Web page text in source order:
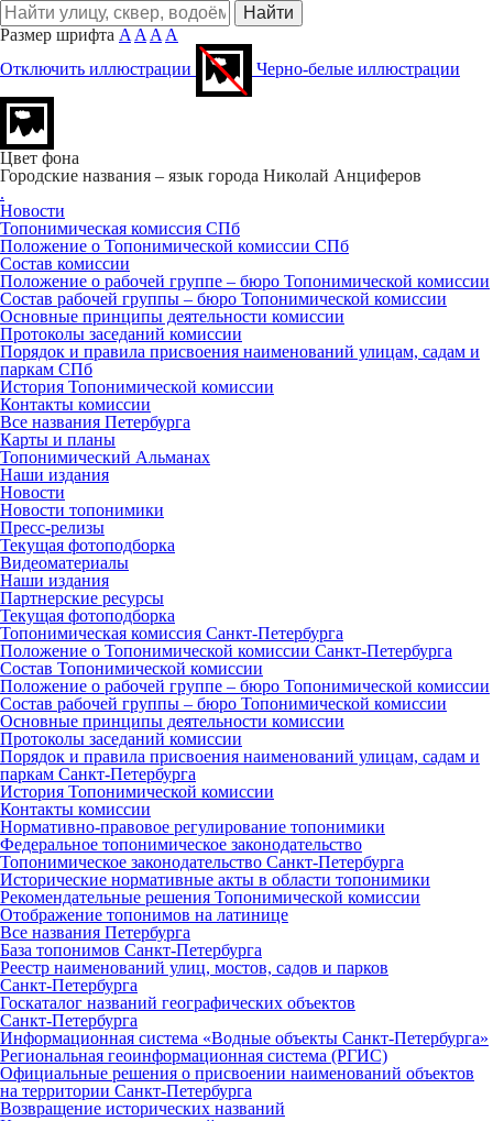
Размер шрифта A A A A
Отключить иллюстрации
Черно-белые иллюстрации
Цвет фона
Городские названия – язык города Николай Анциферов
.
Новости
Топонимическая комиссия СПб
Положение о Топонимической комиссии СПб
Состав комиссии
Положение о рабочей группе – бюро Топонимической комиссии
Состав рабочей группы – бюро Топонимической комиссии
Основные принципы деятельности комиссии
Протоколы заседаний комиссии
Порядок и правила присвоения наименований улицам, садам и
паркам СПб
История Топонимической комиссии
Контакты комиссии
Все названия Петербурга
Карты и планы
Топонимический Альманах
Наши издания
Новости
Новости топонимики
Пресс‑релизы
Текущая фотоподборка
Видеоматериалы
Наши издания
Партнерские ресурсы
Текущая фотоподборка
Топонимическая комиссия Санкт‑Петербурга
Положение о Топонимической комиссии Санкт‑Петербурга
Состав Топонимической комиссии
Положение о рабочей группе – бюро Топонимической комиссии
Состав рабочей группы – бюро Топонимической комиссии
Основные принципы деятельности комиссии
Протоколы заседаний комиссии
Порядок и правила присвоения наименований улицам, садам и
паркам Санкт‑Петербурга
История Топонимической комиссии
Контакты комиссии
Нормативно‑правовое регулирование топонимики
Федеральное топонимическое законодательство
Топонимическое законодательство Санкт‑Петербурга
Исторические нормативные акты в области топонимики
Рекомендательные решения Топонимической комиссии
Отображение топонимов на латинице
Все названия Петербурга
База топонимов Санкт‑Петербурга
Реестр наименований улиц, мостов, садов и парков
Санкт‑Петербурга
Госкаталог названий географических объектов
Санкт‑Петербурга
Информационная система «Водные объекты Санкт‑Петербурга»
Региональная геоинформационная система (РГИС)
Официальные решения о присвоении наименований объектов
на территории Санкт‑Петербурга
Возвращение исторических названий